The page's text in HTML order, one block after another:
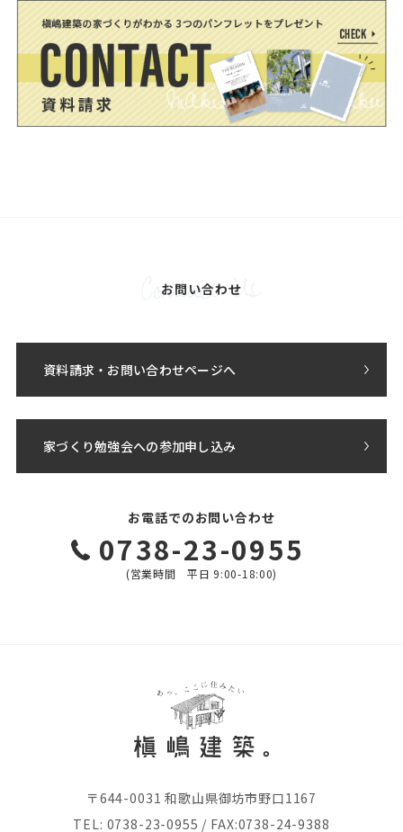
お問い合わせ
資料請求・お問い合わせページへ
家づくり勉強会への参加申し込み
お電話でのお問い合わせ
0738-23-0955
(営業時間 平日 9:00-18:00)
〒644-0031 和歌山県御坊市野口1167
TEL: 0738-23-0955 / FAX:0738-24-9388